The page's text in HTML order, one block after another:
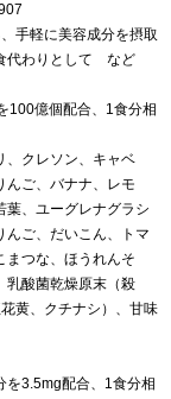
軽に美容成分を摂取
代わりとして など
億個配合、1食分相
、クレソン、キャベ
んご、バナナ、レモ
葉、ユーグレナグラシ
んご、だいこん、トマ
まつな、ほうれんそ
乳酸菌乾燥原末（殺
黄、クチナシ）、甘味
3.5mg配合、1食分相